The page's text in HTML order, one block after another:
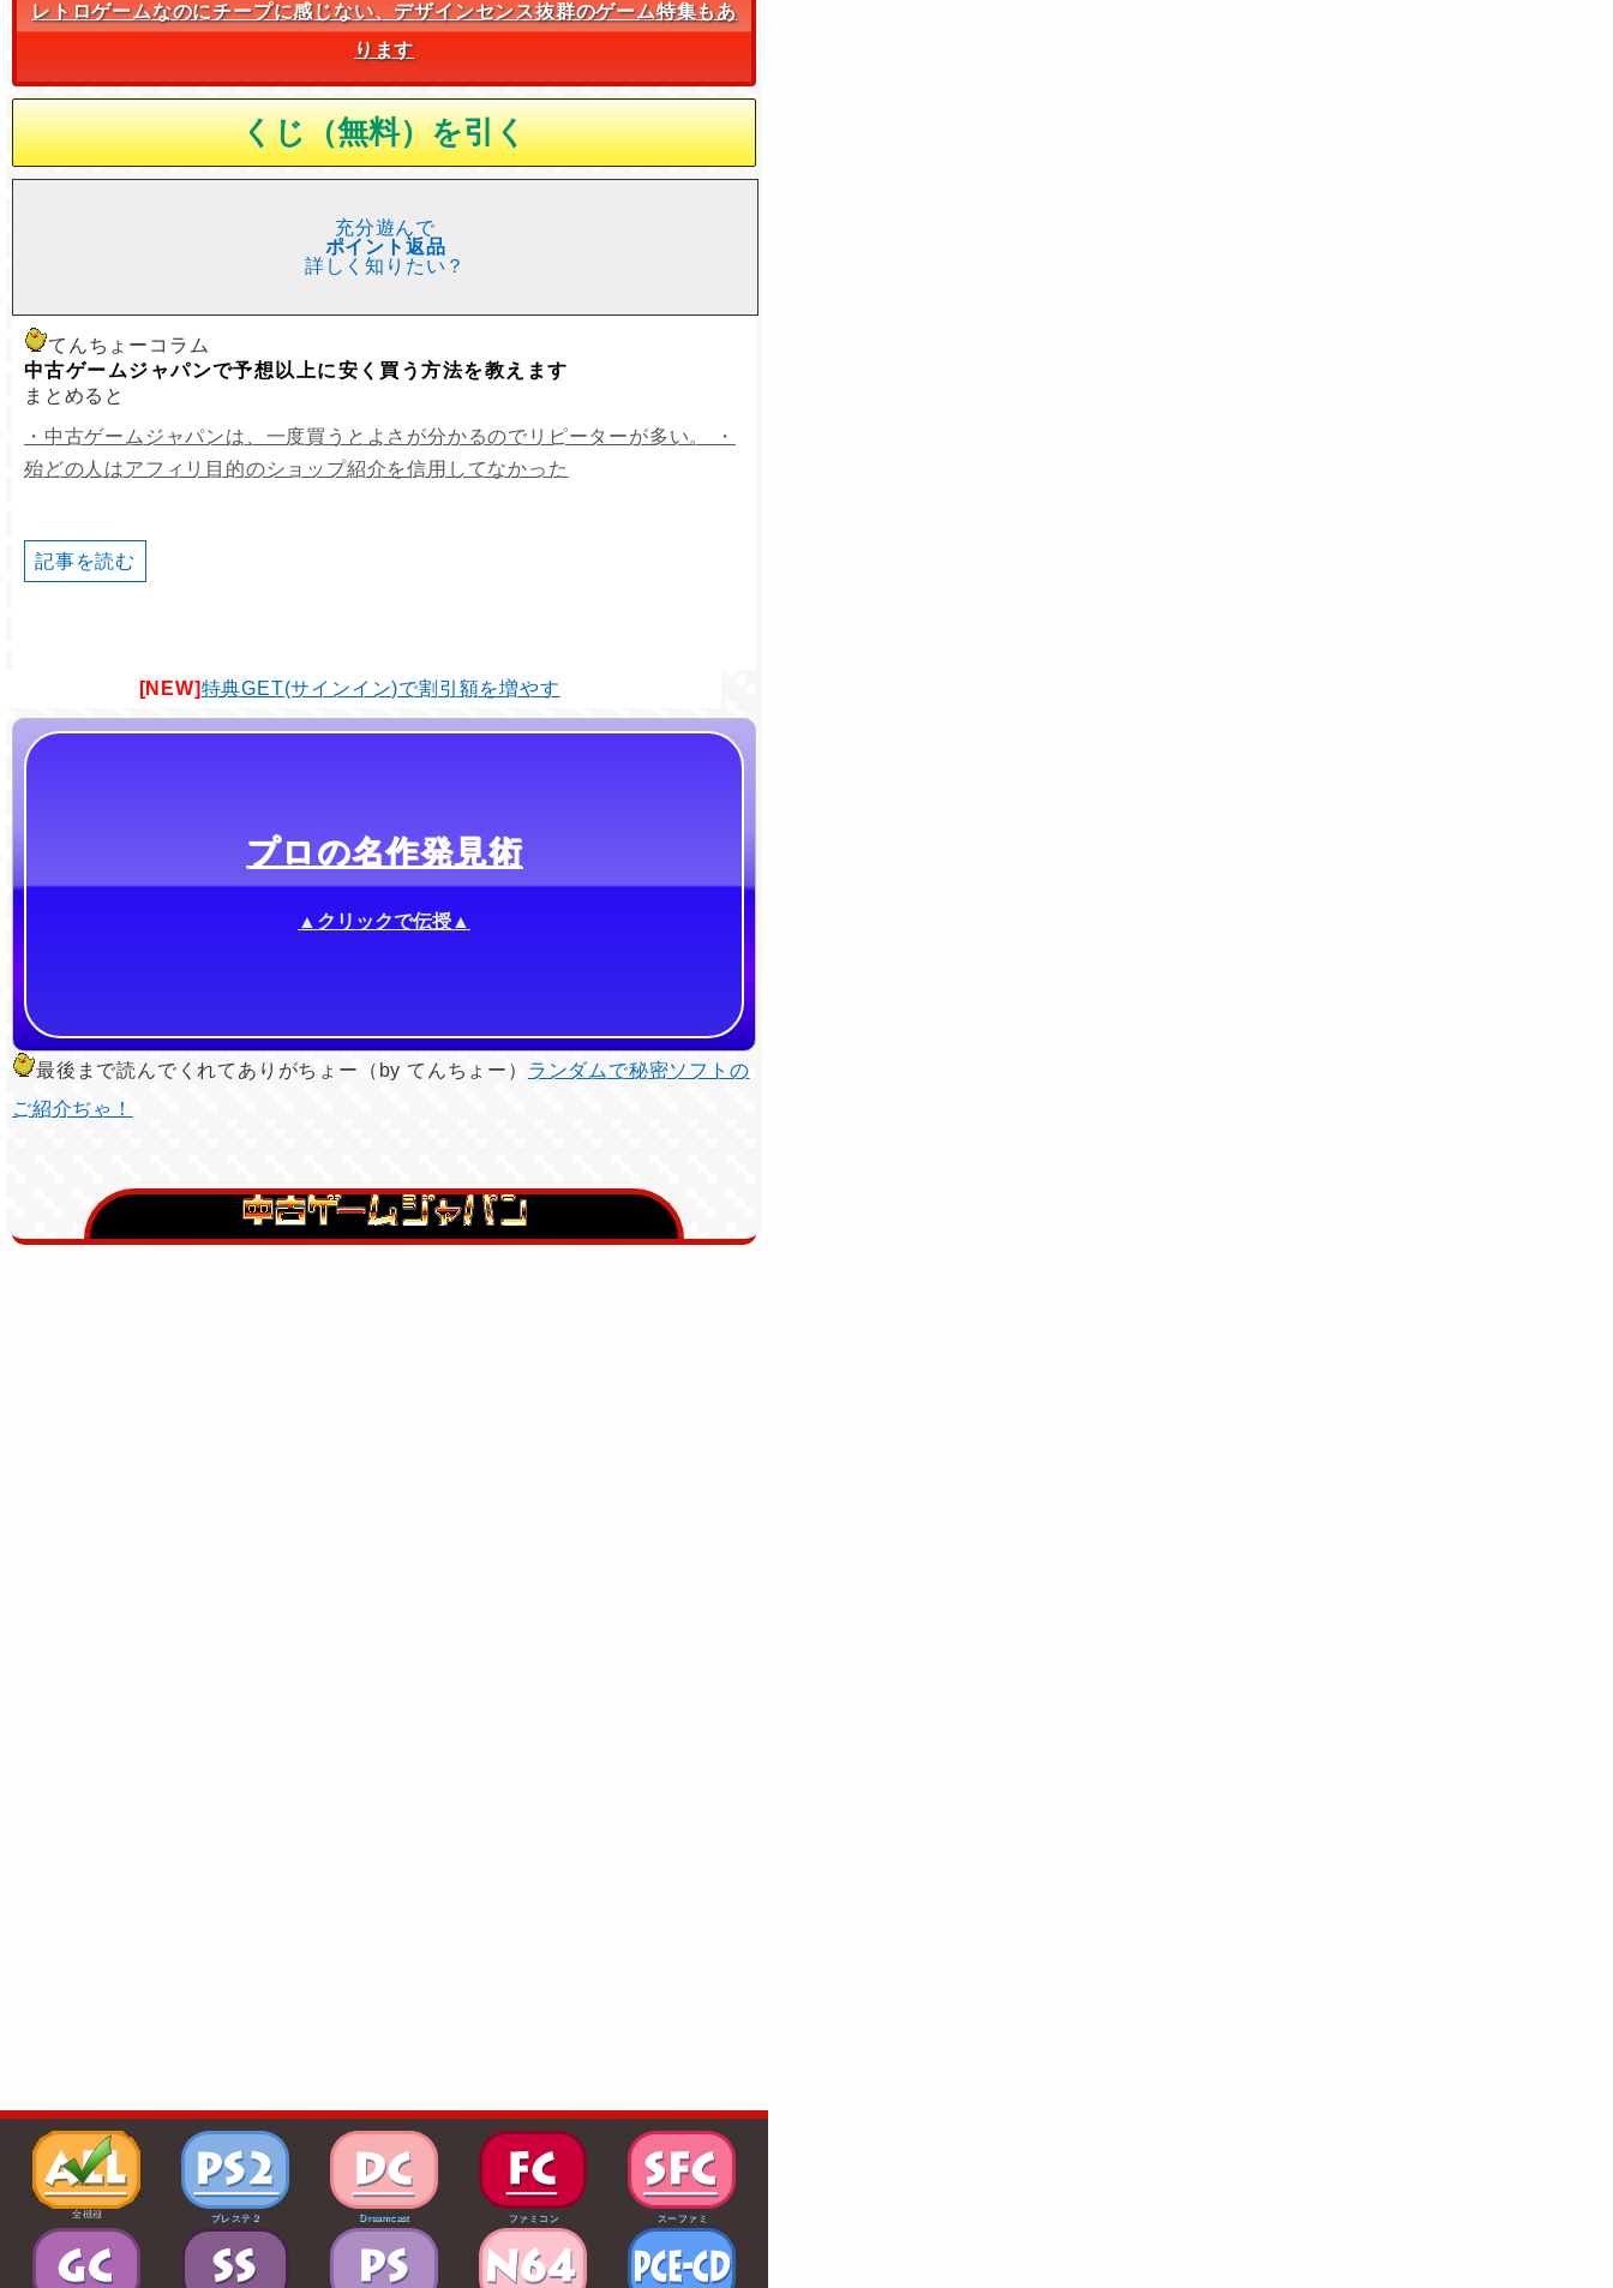
レトロゲームなのにチープに感じない、デザインセンス抜群のゲーム特集もあ
ります
充分遊んで
ポイント返品
詳しく知りたい？
てんちょーコラム
中古ゲームジャパンで予想以上に安く買う方法を教えます
まとめると
・中古ゲームジャパンは、一度買うとよさが分かるのでリピーターが多い。 ・
殆どの人はアフィリ目的のショップ紹介を信用してなかった
記事を読む
[NEW]特典GET(サインイン)で割引額を増やす
プロの名作発見術
▲クリックで伝授▲
最後まで読んでくれてありがちょー（by てんちょー） ランダムで秘密ソフトの
ご紹介ぢゃ！
全機種 プレステ２ Dreamcast ファミコン スーファミ